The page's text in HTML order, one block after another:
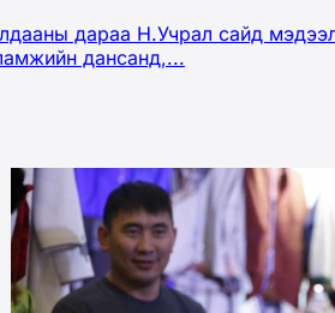
дараа Н.Учрал сайд
дансанд,...